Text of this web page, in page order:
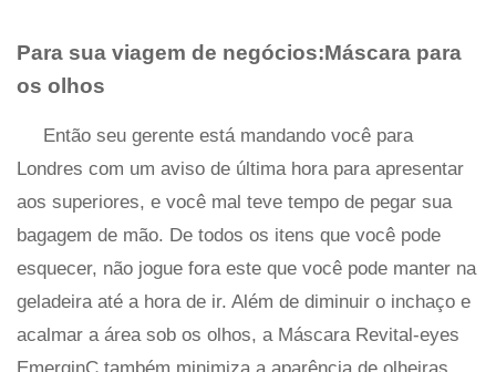
Para sua viagem de negócios:Máscara para
os olhos
Então seu gerente está mandando você para
Londres com um aviso de última hora para apresentar
aos superiores, e você mal teve tempo de pegar sua
bagagem de mão. De todos os itens que você pode
esquecer, não jogue fora este que você pode manter na
geladeira até a hora de ir. Além de diminuir o inchaço e
acalmar a área sob os olhos, a Máscara Revital-eyes